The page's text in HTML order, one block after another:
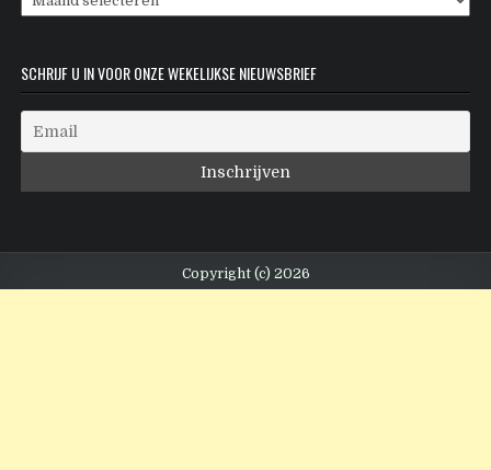
SCHRIJF U IN VOOR ONZE WEKELIJKSE NIEUWSBRIEF
Copyright (c) 2026